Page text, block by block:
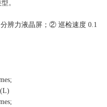
。
辨力液晶屏；② 巡检速度 0.1